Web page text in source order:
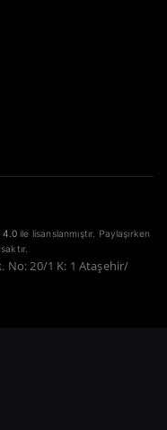
4.0 ile lisanslanmıştır. Paylaşırken
No: 20/1 K: 1 Ataşehir/